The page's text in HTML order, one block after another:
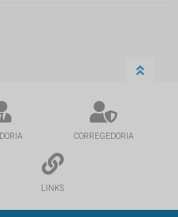
CORREGEDORIA
LINKS